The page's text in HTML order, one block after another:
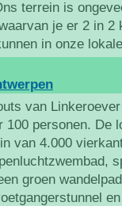
terrein is
je er 2 in 2
in onze
van
personen. De
van 4.000
groen